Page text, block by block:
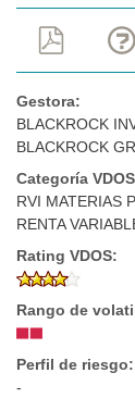
Gestora:
BLACKROCK
BLACKROCK
Categoría
RVI MATERIAS
RENTA
Rating VDOS:
Rango de
Perfil de riesgo:
-